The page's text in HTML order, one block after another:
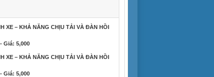
XE – KHẢ NĂNG CHỊU TẢI VÀ ĐÀN HỒI
Giá: 5,000
XE – KHẢ NĂNG CHỊU TẢI VÀ ĐÀN HỒI
Giá: 5,000